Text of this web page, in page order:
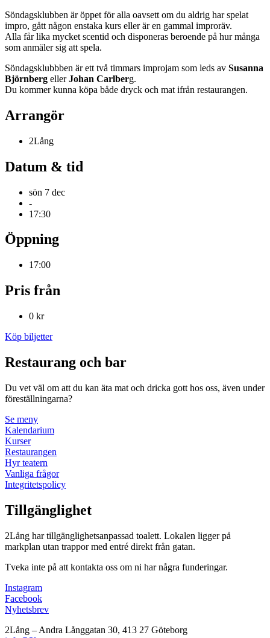
Söndagsklubben är öppet för alla oavsett om du aldrig har spelat
impro, gått någon enstaka kurs eller är en gammal improräv.
Alla får lika mycket scentid och disponeras beroende på hur många
som anmäler sig att spela.
Söndagsklubbben är ett två timmars improjam som leds av Susanna
Björnberg ellerJohan Carlberg.
Du kommer kunna köpa både dryck och mat ifrån restaurangen.
Arrangör
2Lång
Datum & tid
sön 7 dec
-
17:30
Öppning
17:00
Pris från
0 kr
Köp biljetter
Restaurang och bar
Du vet väl om att du kan äta mat och dricka gott hos oss, även under
föreställningarna?
Se meny
Kalendarium
Kurser
Restaurangen
Hyr teatern
Vanliga frågor
Integritetspolicy
Tillgänglighet
2Lång har tillgänglighetsanpassad toalett. Lokalen ligger på
markplan utan trappor med entré direkt från gatan.
Tveka inte på att kontakta oss om ni har några funderingar.
Instagram
Facebook
Nyhetsbrev
2Lång – Andra Långgatan 30, 413 27 Göteborg